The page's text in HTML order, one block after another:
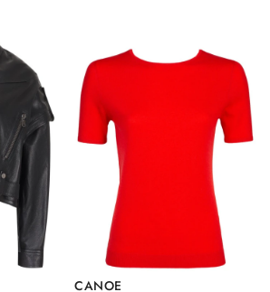
CANOE